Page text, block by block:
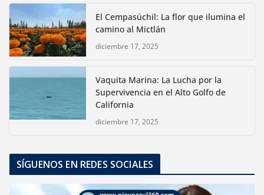
El Cempasúchil: La flor que ilumina el
camino al Mictlán
diciembre 17, 2025
Vaquita Marina: La Lucha por la
Supervivencia en el Alto Golfo de
California
diciembre 17, 2025
SÍGUENOS EN REDES SOCIALES